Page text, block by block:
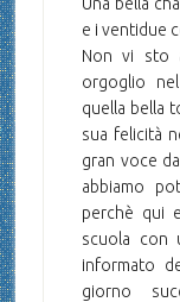
e i ventidue
Non vi sto
orgoglio
quella bella
sua felicità
gran voce
abbiamo
perchè qui
scuola con
informato
giorno